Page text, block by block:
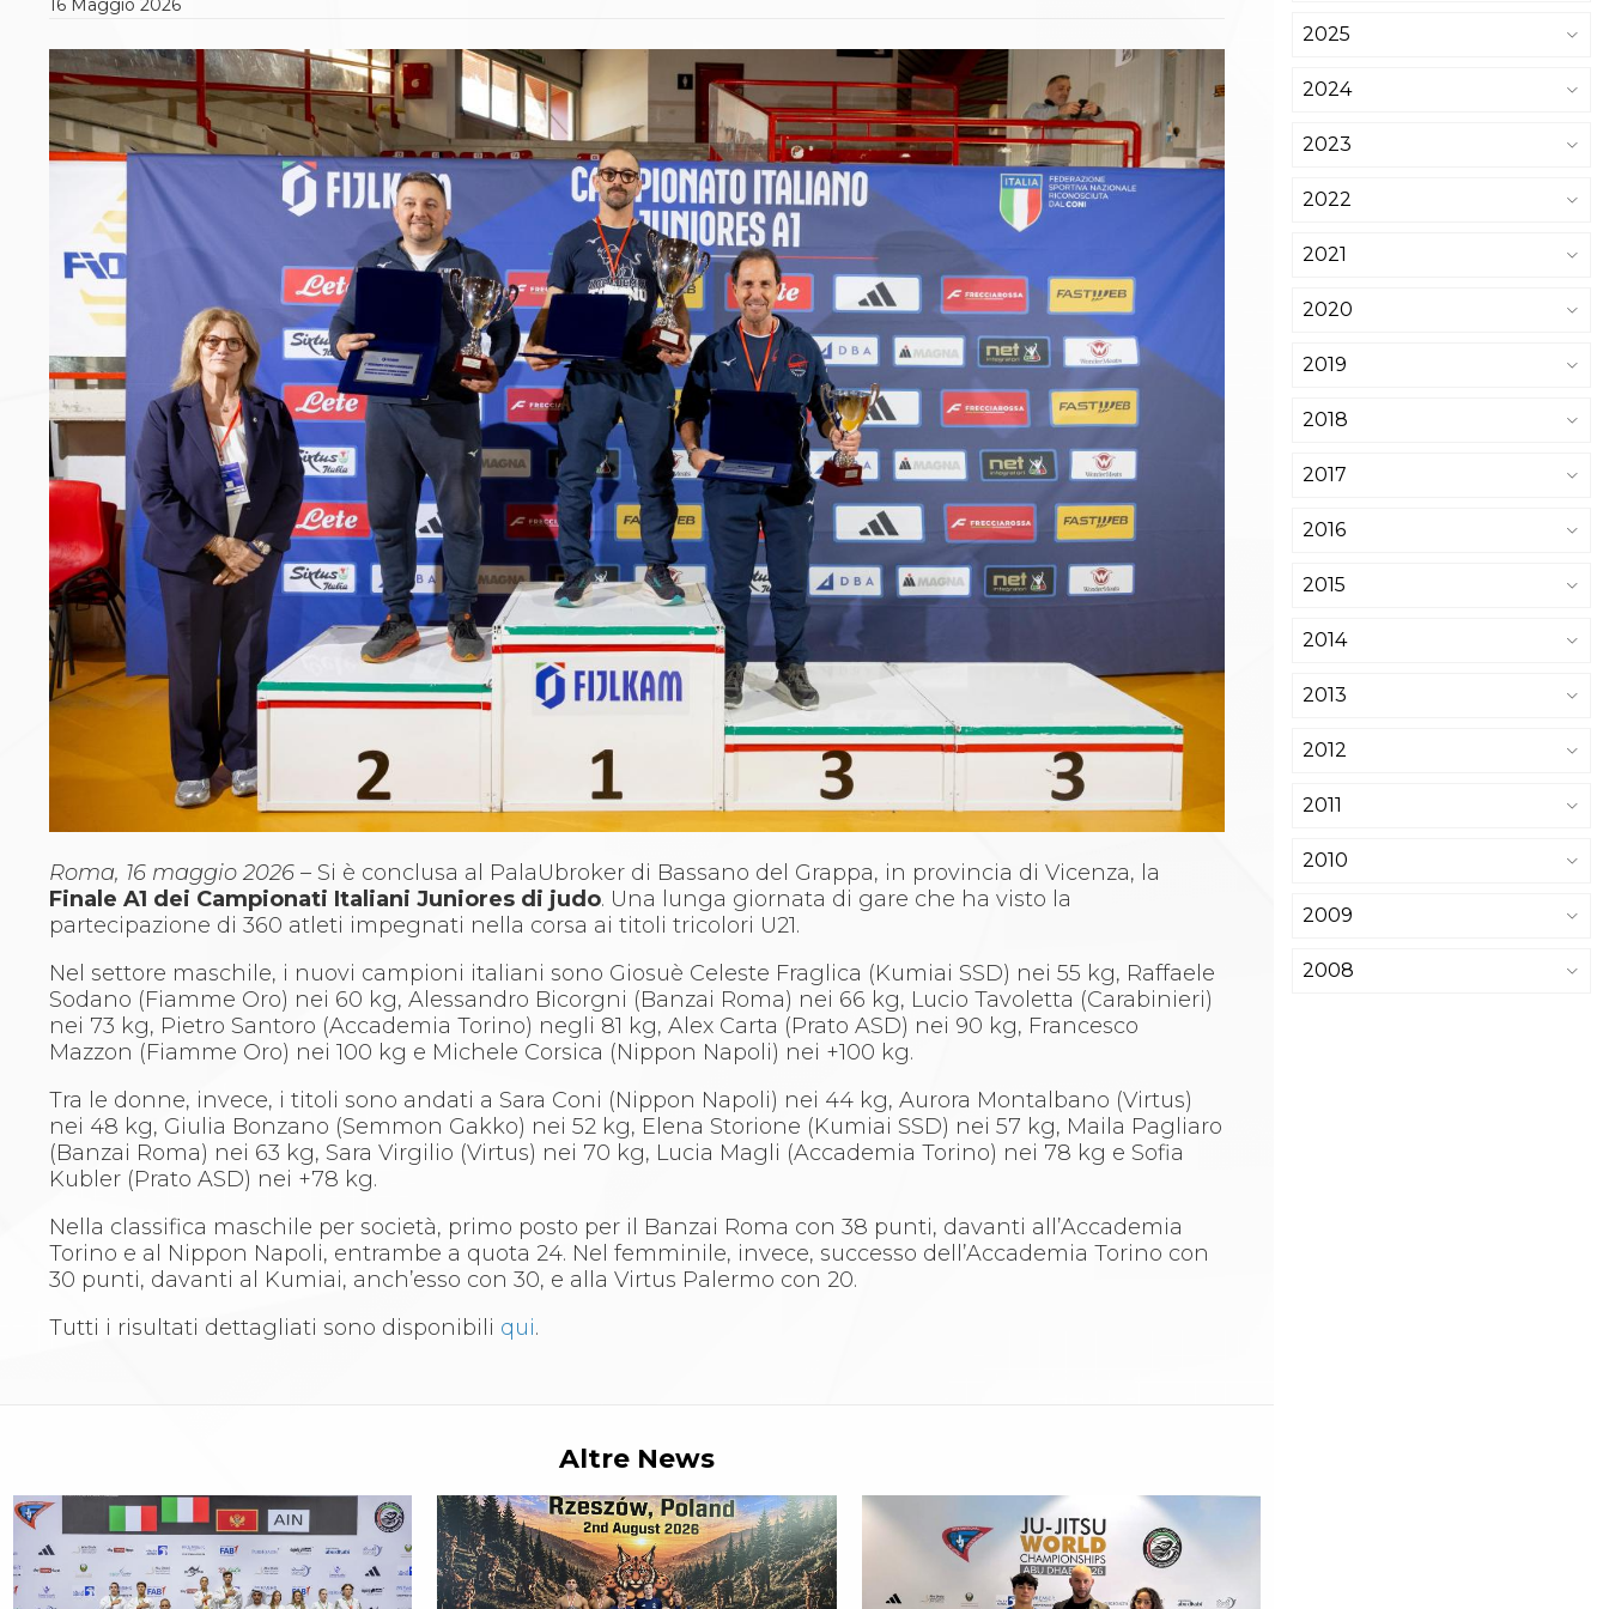
Classifica Società Sportive con più di 100 atleti
tesserati
Azzurri
Giustizia Sportiva
Protocollo udienze in videoconferenza
Documenti e Modulistica
Contatti
Provvedimenti in corso
Sentenze Giudice Sportivo
Sentenze Tribunale Federale
Sentenze Corte Sportiva e Federale di Appello
Sentenze di 1° Grado
Sentenze CAF
Sentenze Tribunale Nazionale Arbitrato per lo
Sport
Dispositivi Tribunale Federale
Dispositivi Corte Sportiva e Federale di Appello
Spese per l’accesso alla Giustizia
Gare e Risultati
Archivio eventi
Dove siamo
Comitati Regionali
Società
La Federazione
Cerca Società Sportive
Media
Rassegna stampa
Pubblicazioni FIJLKAM
Libreria FIJLKAM
Athlon.net
Galleria Fotografica
Video
Partners
FIJLKAM trasparente
Amministrazione
Avvisi
Gare d’Appalto
Judo
La disciplina
News
Attività Didattica
Albi Federali
Arbitri
Lotta
La disciplina
News
News
Gare e Risultati
Attività Didattica
Albi Federali
16 Maggio2026
Roma, 16 maggio 2026 – Si è conclusa al PalaUbroker di Bassano del Grappa, in provincia di Vicenza, la
Finale A1 dei Campionati Italiani Juniores di judo. Una lunga giornata di gare che ha visto la
partecipazione di 360 atleti impegnati nella corsa ai titoli tricolori U21.
Nel settore maschile, i nuovi campioni italiani sono Giosuè Celeste Fraglica (Kumiai SSD) nei 55 kg, Raffaele
Sodano (Fiamme Oro) nei 60 kg, Alessandro Bicorgni (Banzai Roma) nei 66 kg, Lucio Tavoletta (Carabinieri)
nei 73 kg, Pietro Santoro (Accademia Torino) negli 81 kg, Alex Carta (Prato ASD) nei 90 kg, Francesco
Mazzon (Fiamme Oro) nei 100 kg e Michele Corsica (Nippon Napoli) nei +100 kg.
Tra le donne, invece, i titoli sono andati a Sara Coni (Nippon Napoli) nei 44 kg, Aurora Montalbano (Virtus)
nei 48 kg, Giulia Bonzano (Semmon Gakko) nei 52 kg, Elena Storione (Kumiai SSD) nei 57 kg, Maila Pagliaro
(Banzai Roma) nei 63 kg, Sara Virgilio (Virtus) nei 70 kg, Lucia Magli (Accademia Torino) nei 78 kg e Sofia
Kubler (Prato ASD) nei +78 kg.
Nella classifica maschile per società, primo posto per il Banzai Roma con 38 punti, davanti all’Accademia
Torino e al Nippon Napoli, entrambe a quota 24. Nel femminile, invece, successo dell’Accademia Torino con
30 punti, davanti al Kumiai, anch’esso con 30, e alla Virtus Palermo con 20.
Tutti i risultati dettagliati sono disponibili qui.
Altre News
2025
2024
2023
2022
2021
2020
2019
2018
2017
2016
2015
2014
2013
2012
2011
2010
2009
2008